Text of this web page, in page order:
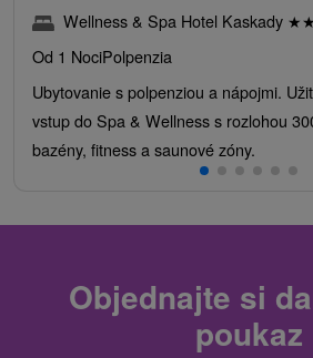
Wellness & Spa Hotel Kaskady ★★
Od 1 NociPolpenzia
Ubytovanie s polpenziou a nápojmi.
vstup do Spa & Wellness s rozlohou
bazény, fitness a saunové zóny.
Objednajte si
poukaz